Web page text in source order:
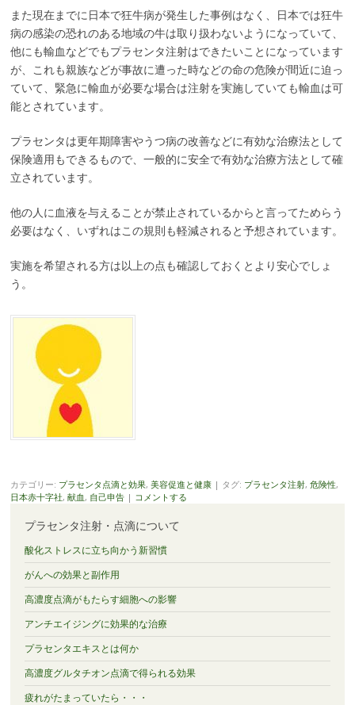
また現在までに日本で狂牛病が発生した事例はなく、日本では狂牛
病の感染の恐れのある地域の牛は取り扱わないようになっていて、
他にも輸血などでもプラセンタ注射はできたいことになっています
が、これも親族などが事故に遭った時などの命の危険が間近に迫っ
ていて、緊急に輸血が必要な場合は注射を実施していても輸血は可
能とされています。
プラセンタは更年期障害やうつ病の改善などに有効な治療法として
保険適用もできるもので、一般的に安全で有効な治療方法として確
立されています。
他の人に血液を与えることが禁止されているからと言ってためらう
必要はなく、いずれはこの規則も軽減されると予想されています。
実施を希望される方は以上の点も確認しておくとより安心でしょ
う。
カテゴリー: プラセンタ点滴と効果, 美容促進と健康 | タグ: プラセンタ注射, 危険性,
日本赤十字社, 献血 , 自己申告 | コメントする
プラセンタ注射・点滴について
酸化ストレスに立ち向かう新習慣
がんへの効果と副作用
高濃度点滴がもたらす細胞への影響
アンチエイジングに効果的な治療
プラセンタエキスとは何か
高濃度グルタチオン点滴で得られる効果
疲れがたまっていたら・・・